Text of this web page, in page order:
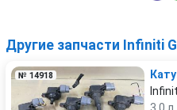
Другие запчасти Infiniti
№ 14918